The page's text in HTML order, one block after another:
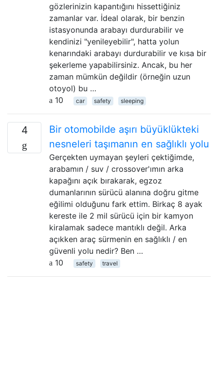
gözlerinizin kapantığını hissettiğiniz
zamanlar var. İdeal olarak, bir benzin
istasyonunda arabayı durdurabilir ve
kendinizi "yenileyebilir", hatta yolun
kenarındaki arabayı durdurabilir ve kısa bir
şekerleme yapabilirsiniz. Ancak, bu her
zaman mümkün değildir (örneğin uzun
otoyol) bu …
10
car safety sleeping
4
Bir otomobilde aşırı büyüklükteki
nesneleri taşımanın en sağlıklı yolu
Gerçekten uymayan şeyleri çektiğimde,
arabamın / suv / crossover'ımın arka
kapağını açık bırakarak, egzoz
dumanlarının sürücü alanına doğru gitme
eğilimi olduğunu fark ettim. Birkaç 8 ayak
kereste ile 2 mil sürücü için bir kamyon
kiralamak sadece mantıklı değil. Arka
açıkken araç sürmenin en sağlıklı / en
güvenli yolu nedir? Ben …
10
safety travel